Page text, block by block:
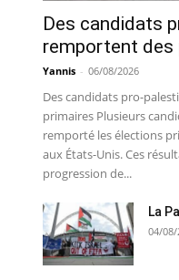
Des candidats
remportent des
Yannis - 06/08/2026
Des candidats pro-
primaires Plusieurs
remporté les élections
aux États-Unis. Ces
progression de...
La
04/08/